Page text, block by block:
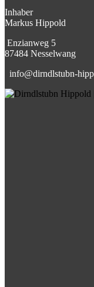
Inhaber
Markus Hippold
⁣Enzianweg 5
87484 Nesselwang
info@dirndlstubn-
Besuchen